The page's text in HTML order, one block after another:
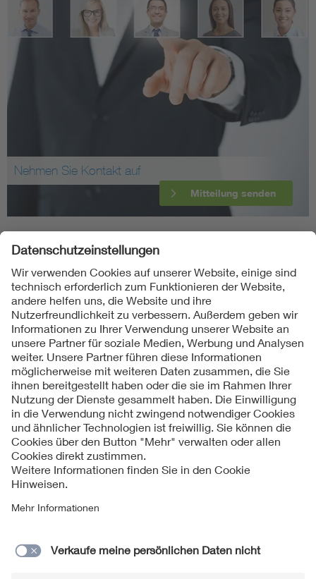
Nehmen Sie Kontakt auf
Mitteilung senden
Folgen Sie uns
Kontakt
Impressum
Datenschutzinformationen
Cookie Hinweise
Compliance
Jahresarchiv